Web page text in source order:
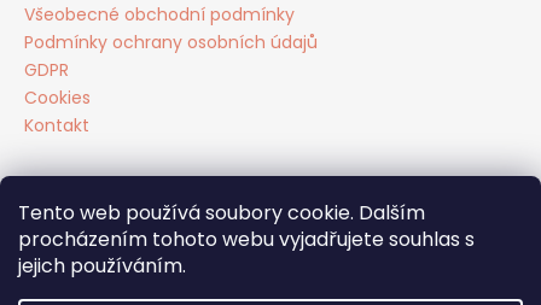
Tento web používá soubory cookie. Dalším
procházením tohoto webu vyjadřujete souhlas s
jejich používáním.
Všeobecné obchodní podmínky
Podmínky ochrany osobních údajů
GDPR
Cookies
Kontakt
Facebook